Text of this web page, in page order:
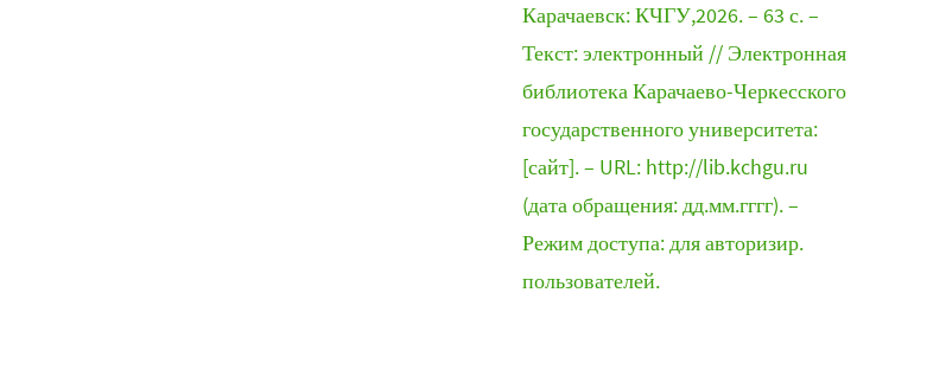
Карачаевск: КЧГУ,2026. – 63 с. –
Текст: электронный // Электронная
библиотека Карачаево-Черкесского
государственного университета:
[сайт]. – URL: http://lib.kchgu.ru
(дата обращения: дд.мм.гггг). –
Режим доступа: для авторизир.
пользователей.